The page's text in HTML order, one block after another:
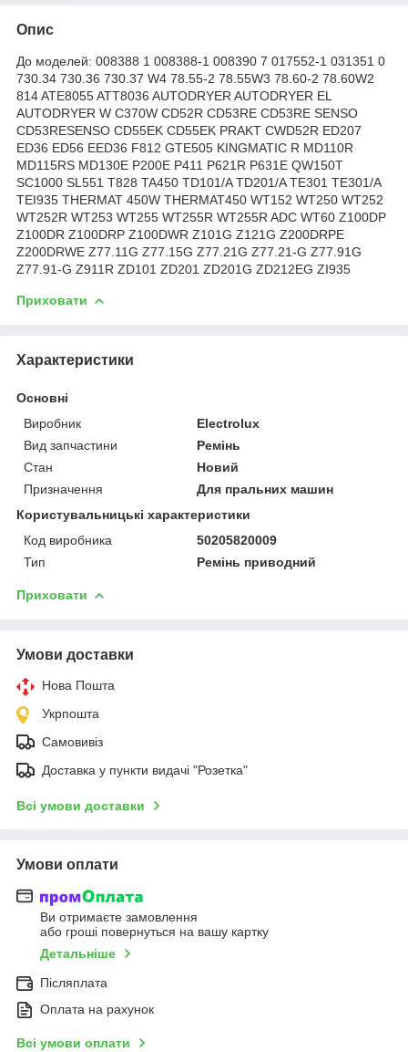
Опис
До моделей: 008388 1 008388-1 008390 7 017552-1 031351 0
730.34 730.36 730.37 W4 78.55-2 78.55W3 78.60-2 78.60W2
814 ATE8055 ATT8036 AUTODRYER AUTODRYER EL
AUTODRYER W C370W CD52R CD53RE CD53RE SENSO
CD53RESENSO CD55EK CD55EK PRAKT CWD52R ED207
ED36 ED56 EED36 F812 GTE505 KINGMATIC R MD110R
MD115RS MD130E P200E P411 P621R P631E QW150T
SC1000 SL551 T828 TA450 TD101/A TD201/A TE301 TE301/A
TEI935 THERMAT 450W THERMAT450 WT152 WT250 WT252
WT252R WT253 WT255 WT255R WT255R ADC WT60 Z100DP
Z100DR Z100DRP Z100DWR Z101G Z121G Z200DRPE
Z200DRWE Z77.11G Z77.15G Z77.21G Z77.21-G Z77.91G
Z77.91-G Z911R ZD101 ZD201 ZD201G ZD212EG ZI935
Приховати
Характеристики
Основні
Виробник
Electrolux
Вид запчастини
Ремінь
Стан
Новий
Призначення
Для пральних машин
Користувальницькі характеристики
Код виробника
50205820009
Тип
Ремінь приводний
Приховати
Умови доставки
Нова Пошта
Укрпошта
Самовивіз
Доставка у пункти видачі "Розетка"
Всі умови доставки
Умови оплати
Ви отримаєте замовлення
або гроші повернуться на вашу картку
Детальніше
Післяплата
Оплата на рахунок
Всі умови оплати